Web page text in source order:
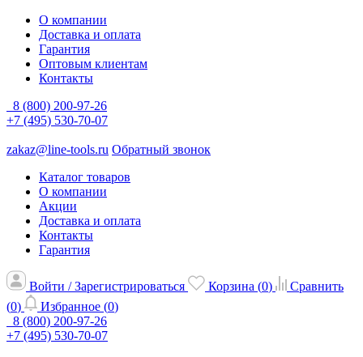
О компании
Доставка и оплата
Гарантия
Оптовым клиентам
Контакты
8 (800) 200-97-26
+7 (495) 530-70-07
zakaz@line-tools.ru Обратный звонок
Каталог товаров
О компании
Акции
Доставка и оплата
Контакты
Гарантия
Войти / Зарегистрироваться Корзина (0)
Сравнить
(0) Избранное (0)
8 (800) 200-97-26
+7 (495) 530-70-07